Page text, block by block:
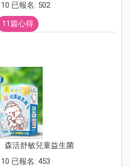
已報名: 502
11篇心得
森活舒敏兒童益生菌
已報名: 453